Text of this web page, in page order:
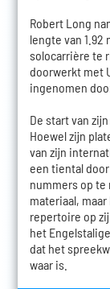
Robert Long
lengte van 1.92
solocarrière te
doorwerkt met
ingenomen
De start van
Hoewel zijn
van zijn
een tiental
nummers op te
materiaal,
repertoire op
het
dat het
waar is.